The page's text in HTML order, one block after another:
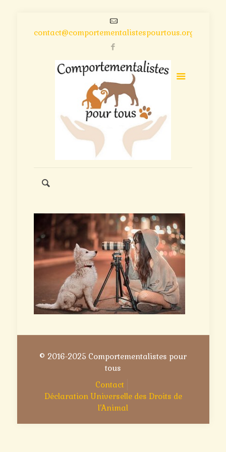
contact@comportementalistespourtous.org
© 2016-2025 Comportementalistes pour
tous
Contact
Déclaration Universelle des Droits de
l’Animal